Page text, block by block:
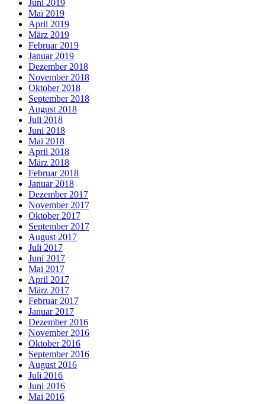
Juni 2019
Mai 2019
April 2019
März 2019
Februar 2019
Januar 2019
Dezember 2018
November 2018
Oktober 2018
September 2018
August 2018
Juli 2018
Juni 2018
Mai 2018
April 2018
März 2018
Februar 2018
Januar 2018
Dezember 2017
November 2017
Oktober 2017
September 2017
August 2017
Juli 2017
Juni 2017
Mai 2017
April 2017
März 2017
Februar 2017
Januar 2017
Dezember 2016
November 2016
Oktober 2016
September 2016
August 2016
Juli 2016
Juni 2016
Mai 2016